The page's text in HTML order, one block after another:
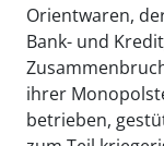
Orientwaren,
Bank- und
ihrer
betrieben,